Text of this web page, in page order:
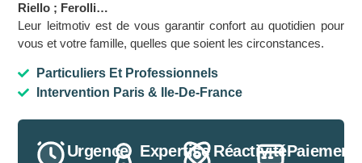
Riello ; Ferolli…
Leur leitmotiv est de vous garantir confort au quotidien pour
vous et votre famille, quelles que soient les circonstances.
Particuliers Et Professionnels
Intervention Paris & Ile-De-France
Urgence Expertise RéactivitéPaiement